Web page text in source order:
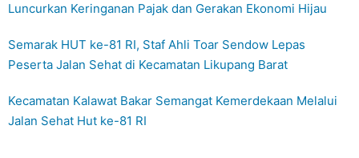
Luncurkan Keringanan Pajak dan Gerakan Ekonomi Hijau
Semarak HUT ke-81 RI, Staf Ahli Toar Sendow Lepas
Peserta Jalan Sehat di Kecamatan Likupang Barat
Kecamatan Kalawat Bakar Semangat Kemerdekaan Melalui
Jalan Sehat Hut ke-81 RI